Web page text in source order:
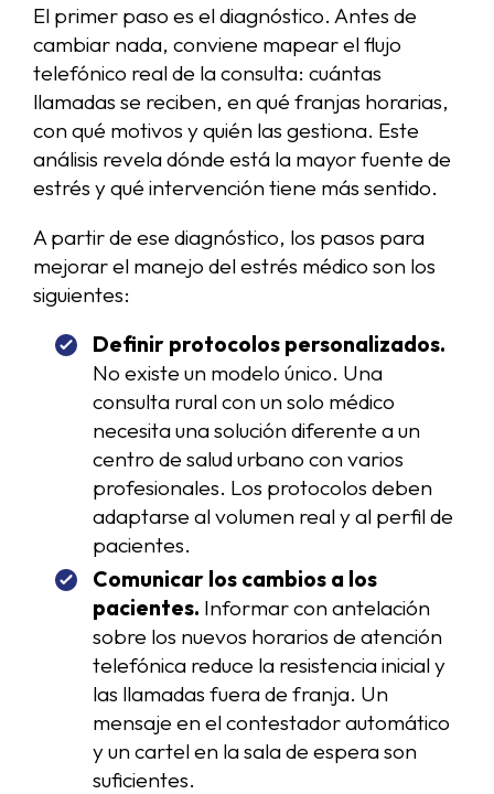
El primer paso es el diagnóstico. Antes de
cambiar nada, conviene mapear el flujo
telefónico real de la consulta: cuántas
llamadas se reciben, en qué franjas horarias,
con qué motivos y quién las gestiona. Este
análisis revela dónde está la mayor fuente de
estrés y qué intervención tiene más sentido.
A partir de ese diagnóstico, los pasos para
mejorar el manejo del estrés médico son los
siguientes:
Definir protocolos personalizados.
No existe un modelo único. Una
consulta rural con un solo médico
necesita una solución diferente a un
centro de salud urbano con varios
profesionales. Los protocolos deben
adaptarse al volumen real y al perfil de
pacientes.
Comunicar los cambios a los
pacientes. Informar con antelación
sobre los nuevos horarios de atención
telefónica reduce la resistencia inicial y
las llamadas fuera de franja. Un
mensaje en el contestador automático
y un cartel en la sala de espera son
suficientes.